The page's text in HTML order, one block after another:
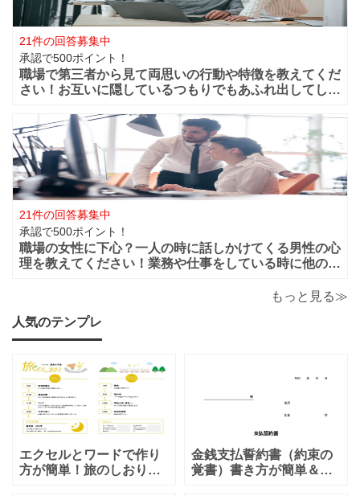
21件の回答募集中
承認で500ポイント！
職場で第三者から見て両思いの行動や特徴を教えてくだ
さい！お互いに隠しているつもりでもあふれ出してしま
僚・上司から見ても、それって両想いじゃない？って行
動などってありますよね？ 第三者から見て
21件の回答募集中
承認で500ポイント！
職場の女性に下心？一人の時に話しかけてくる男性の心
理を教えてください！業務や仕事をしている時に他の人
かけてくるのは下心があるからでしょうか？恋愛的に好
もっと見る≫
人気のテンプレ
エクセルとワードで作り
方が簡単！旅のしおり
金銭支払誓約書（約束の
覚書）書き方が簡単＆項